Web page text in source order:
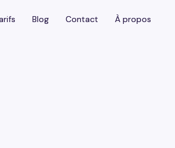
Blog Contact À propos
Blog Contact À propos